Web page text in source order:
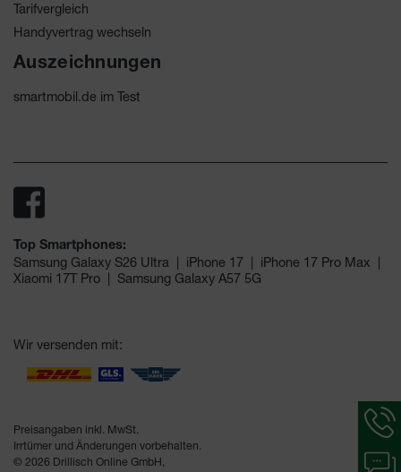
Tarifvergleich
Handyvertrag wechseln
Auszeichnungen
smartmobil.de im Test
Top Smartphones:
Samsung Galaxy S26 Ultra iPhone 17 iPhone 17 Pro Max
Xiaomi 17T Pro
Samsung Galaxy A57 5G
Wir versenden mit:
Preisangaben inkl. MwSt.
Irrtümer und Änderungen vorbehalten.
© 2026 Drillisch Online GmbH,
Chat-